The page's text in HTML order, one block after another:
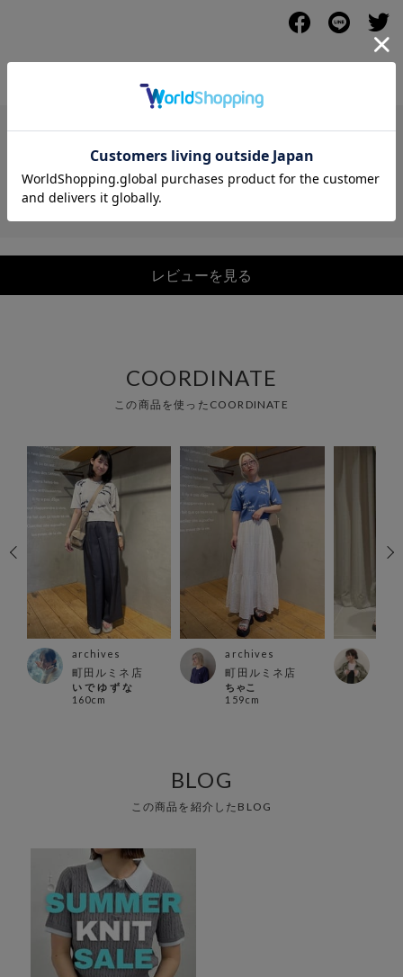
レビュー
レビューを見る
COORDINATE
この商品を使ったCOORDINATE
archives
町田ルミネ店
い で ゆ ず な
160cm
archives
町田ルミネ店
ちゃこ
159cm
BLOG
この商品を紹介したBLOG